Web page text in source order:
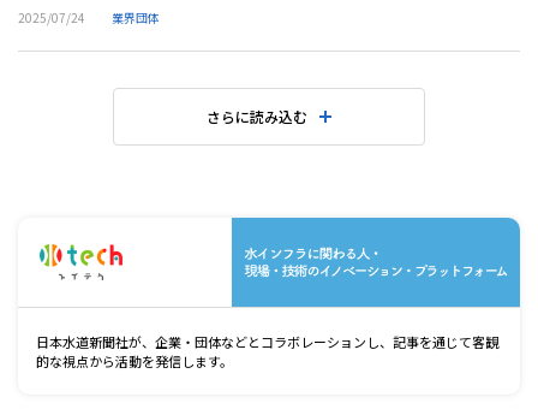
2025/07/24 業界団体
さらに読み込む
日本水道新聞社が、企業・団体などとコラボレーションし、記事を通じて客観
的な視点から活動を発信します。